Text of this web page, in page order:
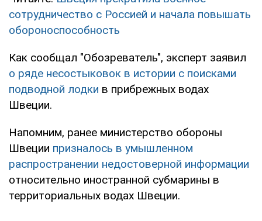
сотрудничество с Россией и начала повышать
обороноспособность
Как сообщал "Обозреватель", эксперт заявил
о ряде несостыковок в истории с поисками
подводной лодки в прибрежных водах
Швеции.
Напомним, ранее министерство обороны
Швеции призналось в умышленном
распространении недостоверной информации
относительно иностранной субмарины в
территориальных водах Швеции.